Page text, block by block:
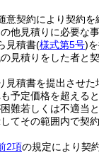
意契約により契約を
他見積りに必要な
見積書(様式第5号)
見積りをした者と
見積書を提出させ
予定価格を超える
難若しくは不適当
てその範囲内で契
2項の規定により契